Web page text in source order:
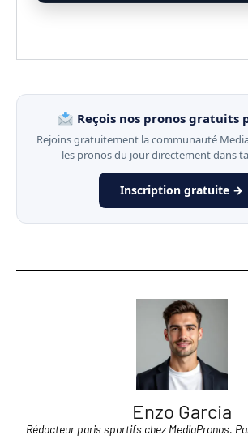
Reçois nos pronos gratuits
Rejoins gratuitement la communauté
les pronos du jour directement dans
Inscription gratuite →
Enzo Garcia
Rédacteur paris sportifs chez MediaPronos.